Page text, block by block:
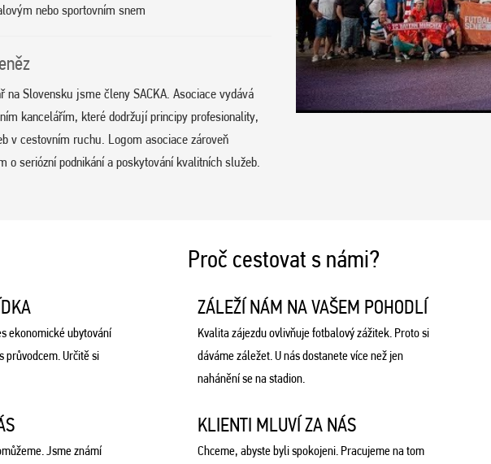
nebo sportovním snem
Slovensku jsme členy SACKA. Asociace vydává
kancelářím, které dodržují principy profesionality,
v cestovním ruchu. Logom asociace zároveň
o seriózní podnikání a poskytování kvalitních služeb.
Proč cestovat s námi?
ekonomické ubytování
průvodcem. Určitě si
ZÁLEŽÍ NÁM NA VAŠEM POHODLÍ
Kvalita zájezdu ovlivňuje fotbalový zážitek. Proto si
dáváme záležet. U nás dostanete více než jen
nahánění se na stadion.
Jsme známí
KLIENTI MLUVÍ ZA NÁS
Chceme, abyste byli spokojeni. Pracujeme na tom